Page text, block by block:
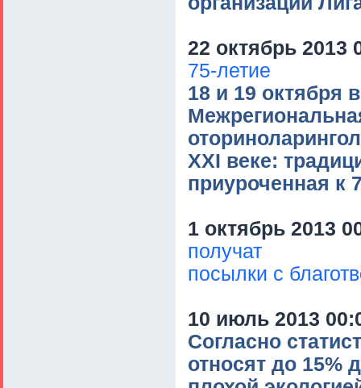
22 октябрь 2013
75-летие
18 и 19 октября
XXI веке:
приуроченная
1 октябрь 2013
получат
посылки с
10 июль 2013
Согласно
относят до 15%